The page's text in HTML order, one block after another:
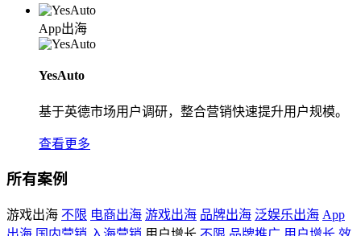
App出海
YesAuto
基于英德市场用户调研，整合营销快速提升用户规模。
查看更多
所有案例
游戏出海 不限 电商出海 游戏出海 品牌出海 泛娱乐出海 App